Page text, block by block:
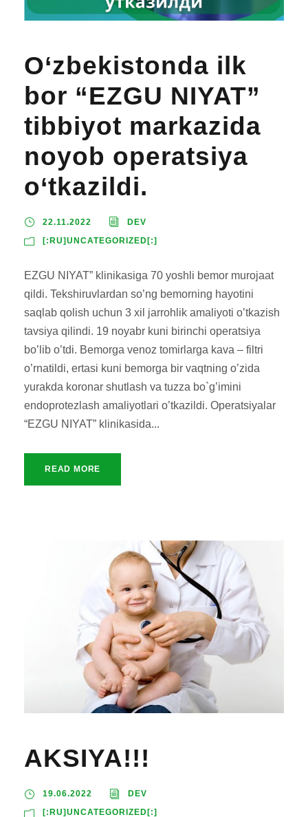
O‘zbekistonda ilk
bor “EZGU NIYAT”
tibbiyot markazida
noyob operatsiya
o‘tkazildi.
22.11.2022 DEV
[:RU]UNCATEGORIZED[:]
EZGU NIYAT” klinikasiga 70 yoshli bemor murojaat
qildi. Tekshiruvlardan so’ng bemorning hayotini
saqlab qolish uchun 3 xil jarrohlik amaliyoti o’tkazish
tavsiya qilindi. 19 noyabr kuni birinchi operatsiya
bo’lib o’tdi. Bemorga venoz tomirlarga kava – filtri
o’rnatildi, ertasi kuni bemorga bir vaqtning o’zida
yurakda koronar shutlash va tuzza bo`g’imini
endoprotezlash amaliyotlari o’tkazildi. Operatsiyalar
“EZGU NIYAT” klinikasida...
READ MORE
AKSIYA!!!
19.06.2022 DEV
[:RU]UNCATEGORIZED[:]